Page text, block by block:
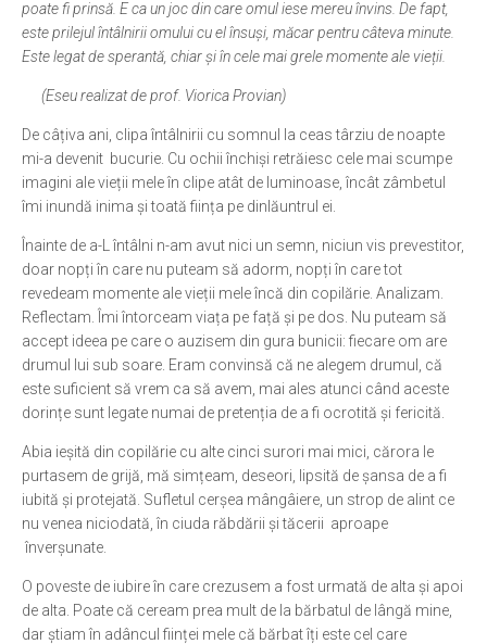
Ortodox în diaspora
Evenimente
Biserici și mănăstiri
Viață curată
Nevoințe contemporane
Familia de azi
Casa curată
Adicții și vindecări
Gadgeturi cu două tăișuri
Bucătărie biblică
Interviuri
Puncte de Vedere
poate fi prinsă. E ca un joc din care omul iese mereu învins. De fapt,
este prilejul întâlnirii omului cu el însuși, măcar pentru câteva minute.
Este legat de sperantă, chiar și în cele mai grele momente ale vieții.
(Eseu realizat de prof. Viorica Provian)
De câțiva ani, clipa întâlnirii cu somnul la ceas târziu de noapte
mi-a devenit bucurie. Cu ochii închiși retrăiesc cele mai scumpe
imagini ale vieții mele în clipe atât de luminoase, încât zâmbetul
îmi inundă inima și toată ființa pe dinlăuntrul ei.
Înainte de a-L întâlni n-am avut nici un semn, niciun vis prevestitor,
doar nopți în care nu puteam să adorm, nopți în care tot
revedeam momente ale vieții mele încă din copilărie. Analizam.
Reflectam. Îmi întorceam viața pe față și pe dos. Nu puteam să
accept ideea pe care o auzisem din gura bunicii: fiecare om are
drumul lui sub soare. Eram convinsă că ne alegem drumul, că
este suficient să vrem ca să avem, mai ales atunci când aceste
dorințe sunt legate numai de pretenția de a fi ocrotită și fericită.
Abia ieșită din copilărie cu alte cinci surori mai mici, cărora le
purtasem de grijă, mă simțeam, deseori, lipsită de șansa de a fi
iubită și protejată. Sufletul cerșea mângâiere, un strop de alint ce
nu venea niciodată, în ciuda răbdării și tăcerii aproape
înverșunate.
O poveste de iubire în care crezusem a fost urmată de alta și apoi
de alta. Poate că ceream prea mult de la bărbatul de lângă mine,
dar știam în adâncul ființei mele că bărbat îți este cel care